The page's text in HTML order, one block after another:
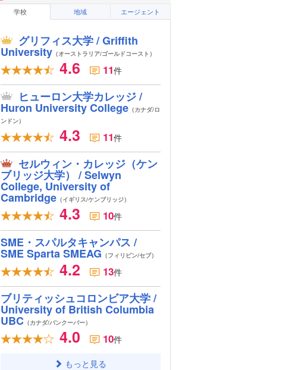
学校 地域 エージェント
グリフィス大学 / Griffith
University（オーストラリア/ゴールドコースト）
4.6 11件
ヒューロン大学カレッジ /
Huron University College（カナダ/ロ
ンドン）
4.3 11件
セルウィン・カレッジ（ケン
ブリッジ大学） / Selwyn
College, University of
Cambridge（イギリス/ケンブリッジ）
4.3 10件
SME・スパルタキャンパス /
SME Sparta SMEAG （フィリピン/セブ）
4.2 13件
ブリティッシュコロンビア大学 /
University of British Columbia
UBC（カナダ/バンクーバー）
4.0 10件
もっと見る